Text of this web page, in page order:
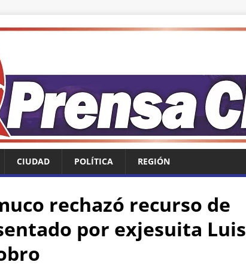
CIUDAD POLÍTICA REGIÓN
rechazó recurso de
por exjesuita Luis